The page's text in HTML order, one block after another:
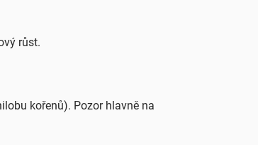
růst.
kořenů). Pozor hlavně na